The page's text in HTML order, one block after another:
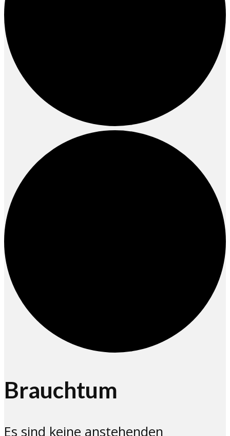
Brauchtum
Es sind keine anstehenden